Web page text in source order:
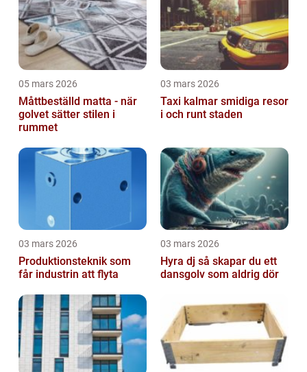
05 mars 2026
Måttbeställd matta - när
golvet sätter stilen i
rummet
03 mars 2026
Taxi kalmar smidiga resor
i och runt staden
03 mars 2026
Produktionsteknik som
får industrin att flyta
03 mars 2026
Hyra dj så skapar du ett
dansgolv som aldrig dör